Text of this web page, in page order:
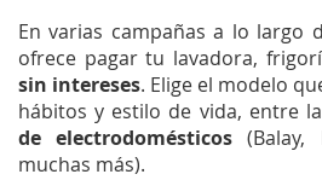
En varias campañas a lo largo
ofrece pagar tu lavadora,
sin intereses. Elige el modelo
hábitos y estilo de vida, entre
de electrodomésticos
muchas más).